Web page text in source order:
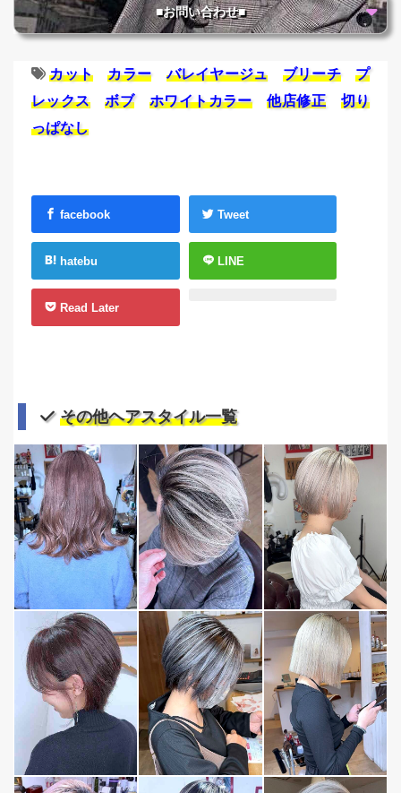
■お問い合わせ■
カット カラー バレイヤージュ ブリーチ
プ
レックス
ボブ ホワイトカラー 他店修正
切り
っぱなし
facebook Tweet
hatebu LINE
Read Later
その他ヘアスタイル一覧